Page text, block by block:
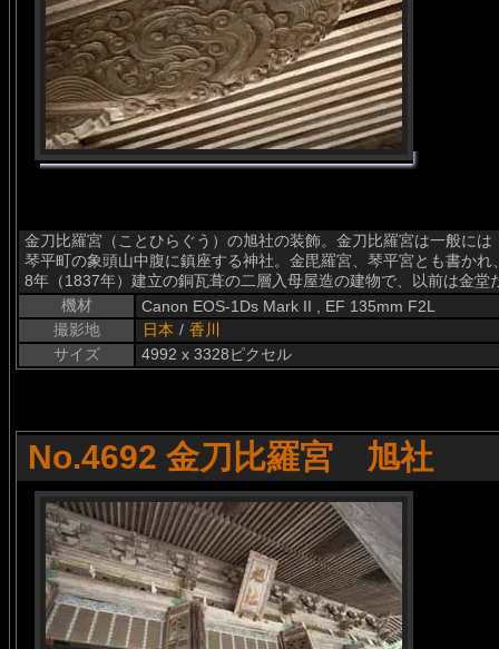
金刀比羅宮（ことひらぐう）の旭社の装飾。金刀比羅宮は一般に
琴平町の象頭山中腹に鎮座する神社。金毘羅宮、琴平宮とも書か
8年（1837年）建立の銅瓦葺の二層入母屋造の建物で、以前は金
機材
Canon EOS-1Ds Mark II , EF 135mm F2L
撮影地
日本 / 香川
サイズ
4992 x 3328ピクセル
No.4692 金刀比羅宮 旭社